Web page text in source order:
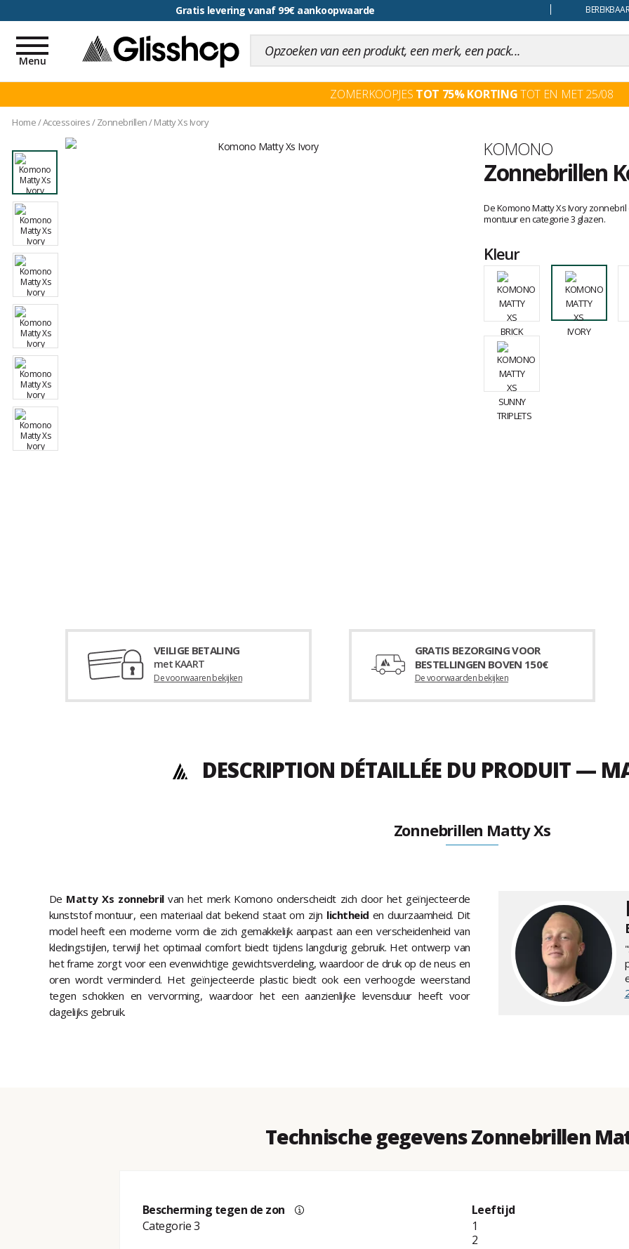
Gratis levering vanaf 99€ aankoopwaarde
voor een 100 dagen inruiling
Toggle
navigation
Menu
ZOMERKOOPJES TOT 75% KORTINGTOT EN MET 25/08
Home/Accessoires/Zonnebrillen/Matty Xs Ivory
Merk
KOMONO
Zonnebrillen
oordeel
van
De Komono Matty Xs Ivory
montuur en categorie 3 glazen.
Kleur
VEILIGE BETALING
met KAART
De voorwaaren bekijken
GRATIS BEZORGING VOOR
BESTELLINGEN BOVEN 150€
De voorwaarden bekijken
DESCRIPTION DÉTAILLÉE DU PRODUIT —
Zonnebrillen Matty Xs
De Matty Xs zonnebrilvan het merk Komono onderscheidt zich door het geïnjecteerde
kunststof montuur, een materiaal dat bekend staat om zijn lichtheid en duurzaamheid. Dit
model heeft een moderne vorm die zich gemakkelijk aanpast aan een verscheidenheid van
kledingstijlen, terwijl het optimaal comfort biedt tijdens langdurig gebruik. Het ontwerp van
het frame zorgt voor een evenwichtige gewichtsverdeling, waardoor de druk op de neus en
oren wordt verminderd. Het geïnjecteerde plastic biedt ook een verhoogde weerstand
tegen schokken en vervorming, waardoor het een aanzienlijke levensduur heeft voor
dagelijks gebruik.
Technische gegevens Zonnebrillen
Bescherming tegen de zon
Categorie 3
Leeftijd
1
2